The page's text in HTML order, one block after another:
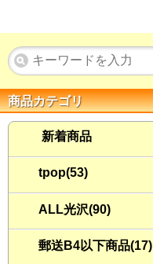
商品カテゴリ
新着商品
tpop(53)
ALL光沢(90)
郵送B4以下商品(17)